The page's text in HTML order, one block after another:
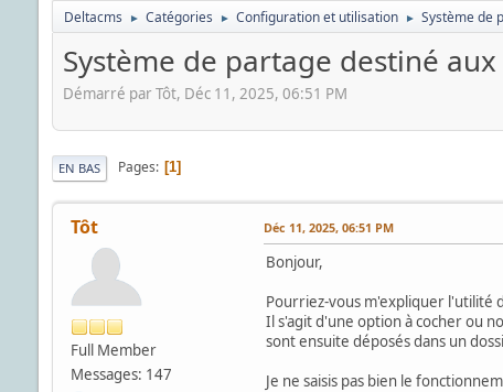
Deltacms ► Catégories ► Configuration et utilisation ► Système de
Système de partage destiné
Démarré par Tôt, Déc 11, 2025, 06:51 PM
EN BAS Pages 1
Tôt
Full Member
Messages: 147
Déc 11, 2025, 06:51 PM
Bonjour,
Pourriez-vous m'expliquer l'utilité
Il s'agit d'une option à cocher ou
sont ensuite déposés dans un
Je ne saisis pas bien le